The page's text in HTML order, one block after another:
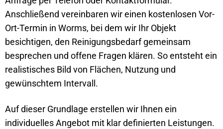
Anschließend vereinbaren wir einen kostenlosen Vor-
Ort-Termin in Worms, bei dem wir Ihr Objekt
besichtigen, den Reinigungsbedarf gemeinsam
besprechen und offene Fragen klären. So entsteht ein
realistisches Bild von Flächen, Nutzung und
gewünschtem Intervall.
Auf dieser Grundlage erstellen wir Ihnen ein
individuelles Angebot mit klar definierten Leistungen.